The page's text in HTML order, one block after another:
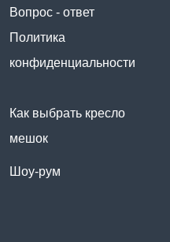
Вопрос - ответ
Политика
конфиденциальности
Как выбрать кресло
мешок
Шоу-рум